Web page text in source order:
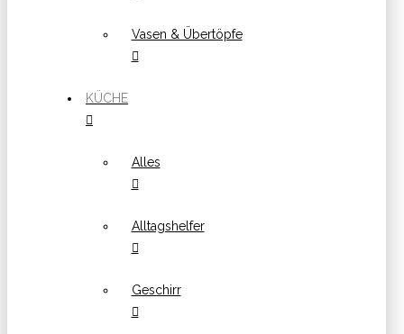
Vasen & Übertöpfe
KÜCHE
Alles
Alltagshelfer
Geschirr